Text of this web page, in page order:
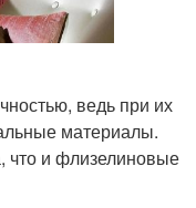
ведь при их
материалы.
и флизелиновые